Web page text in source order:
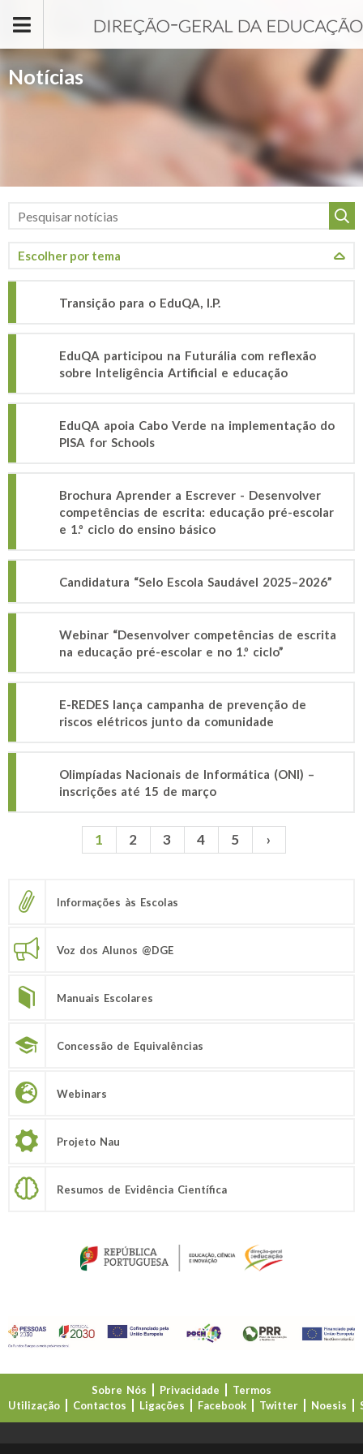
Notícias
Transição para o EduQA, I.P.
EduQA participou na Futurália com reflexão
sobre Inteligência Artificial e educação
EduQA apoia Cabo Verde na implementação do
PISA for Schools
Brochura Aprender a Escrever - Desenvolver
competências de escrita: educação pré-escolar
e 1.º ciclo do ensino básico
Candidatura “Selo Escola Saudável 2025–2026”
Webinar “Desenvolver competências de escrita
na educação pré-escolar e no 1.º ciclo”
E-REDES lança campanha de prevenção de
riscos elétricos junto da comunidade
Olimpíadas Nacionais de Informática (ONI) –
inscrições até 15 de março
1 2 3 4 5 ›
Informações às Escolas
Voz dos Alunos @DGE
Manuais Escolares
Concessão de Equivalências
Webinars
Projeto Nau
Resumos de Evidência Científica
Sobre Nós Privacidade
Termos
Utilização
Contactos Ligações Facebook Twitter Noesis